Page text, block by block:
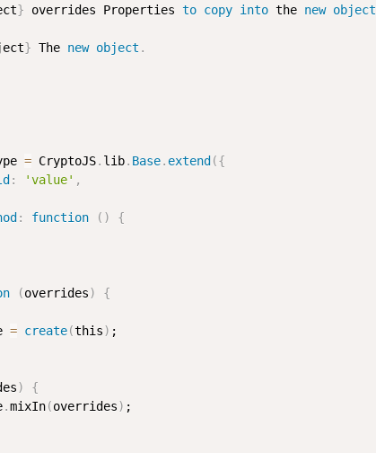
} overrides Properties to copy into the new object
} The new object .
= CryptoJS. lib. Base. extend ({
: 'value' ,
: function ( )
{
(overrides)
{
= create(this) ;
)
{
.mixIn(overrides) ;